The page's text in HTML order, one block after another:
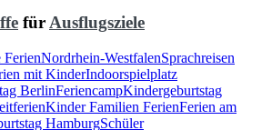
fürAusflugsziele
FerienNordrhein-WestfalenSprachreisen
mit KinderIndoorspielplatz
BerlinFeriencampKindergeburtstag
Kinder Familien FerienFerien am
HamburgSchüler